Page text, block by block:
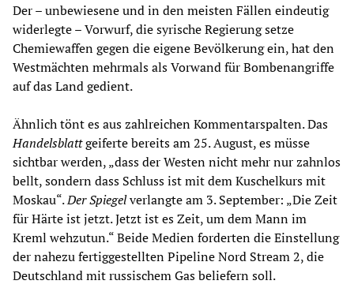
Der – unbewiesene und in den meisten Fällen eindeutig
widerlegte – Vorwurf, die syrische Regierung setze
Chemiewaffen gegen die eigene Bevölkerung ein, hat den
Westmächten mehrmals als Vorwand für Bombenangriffe
auf das Land gedient.
Ähnlich tönt es aus zahlreichen Kommentarspalten. Das
Handelsblattgeiferte bereits am 25. August, es müsse
sichtbar werden, „dass der Westen nicht mehr nur zahnlos
bellt, sondern dass Schluss ist mit dem Kuschelkurs mit
Moskau“.Der Spiegelverlangte am 3. September: „Die Zeit
für Härte ist jetzt. Jetzt ist es Zeit, um dem Mann im
Kreml wehzutun.“ Beide Medien forderten die Einstellung
der nahezu fertiggestellten Pipeline Nord Stream 2, die
Deutschland mit russischem Gas beliefern soll.